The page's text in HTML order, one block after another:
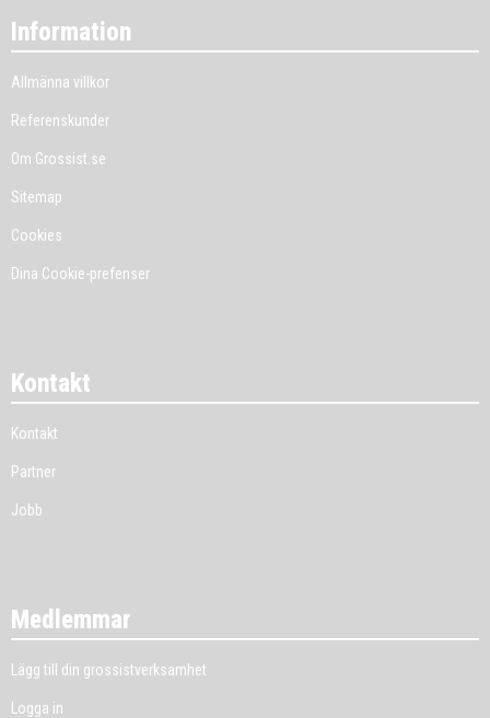
Information
Allmänna villkor
Referenskunder
Om Grossist.se
Sitemap
Cookies
Dina Cookie-prefenser
Kontakt
Kontakt
Partner
Jobb
Medlemmar
Lägg till din grossistverksamhet
Logga in